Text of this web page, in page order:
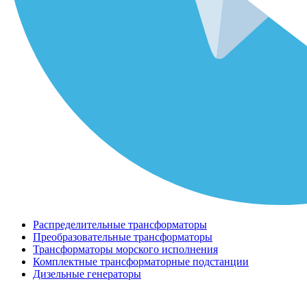
Распределительные трансформаторы
Преобразовательные трансформаторы
Трансформаторы морского исполнения
Комплектные трансформаторные подстанции
Дизельные генераторы